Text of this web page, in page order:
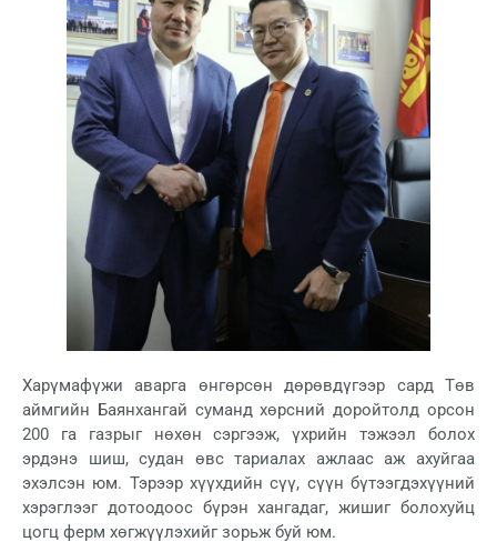
Харүмафүжи аварга өнгөрсөн дөрөвдүгээр сард Төв
аймгийн Баянхангай суманд хөрсний доройтолд орсон
200 га газрыг нөхөн сэргээж, үхрийн тэжээл болох
эрдэнэ шиш, судан өвс тариалах ажлаас аж ахуйгаа
эхэлсэн юм. Тэрээр хүүхдийн сүү, сүүн бүтээгдэхүүний
хэрэглээг дотоодоос бүрэн хангадаг, жишиг болохуйц
цогц ферм хөгжүүлэхийг зорьж буй юм.